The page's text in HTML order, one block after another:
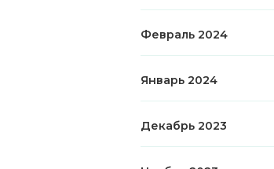
Февраль 2024
Январь 2024
Декабрь 2023